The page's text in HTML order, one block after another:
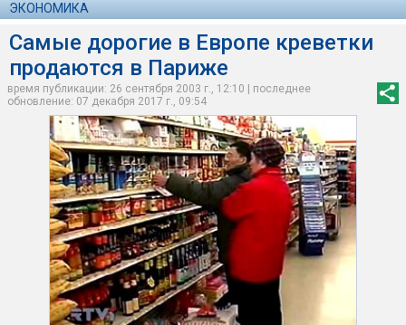
ЭКОНОМИКА
Самые дорогие в Европе креветки
продаются в Париже
время публикации: 26 сентября 2003 г., 12:10 | последнее
обновление: 07 декабря 2017 г., 09:54